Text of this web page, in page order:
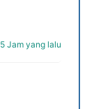
5 Jam yang lalu